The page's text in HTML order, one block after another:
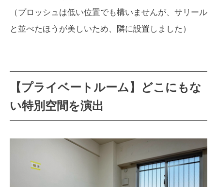
（プロッシュは低い位置でも構いませんが、サリール
と並べたほうが美しいため、隣に設置しました）
【プライベートルーム】どこにもな
い特別空間を演出